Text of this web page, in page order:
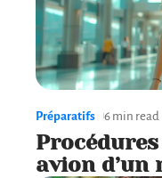
Préparatifs 6 min read
avion d’un